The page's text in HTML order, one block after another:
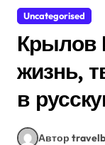
Uncategorised
Крылов
жизнь,
в
Автор